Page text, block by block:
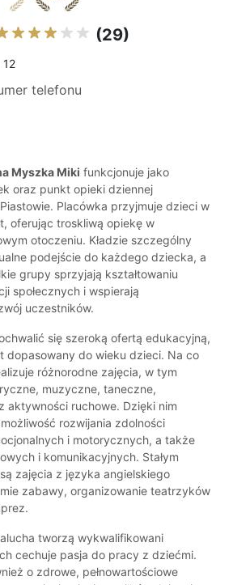
(29)
12
telefonu
Myszka Miki funkcjonuje jako
oraz punkt opieki dziennej
Placówka przyjmuje dzieci w
oferując troskliwą opiekę w
otoczeniu. Kładzie szczególny
podejście do każdego dziecka, a
grupy sprzyjają kształtowaniu
społecznych i wspierają
uczestników.
się szeroką ofertą edukacyjną,
dopasowany do wieku dzieci. Na co
różnorodne zajęcia, w tym
muzyczne, taneczne,
aktywności ruchowe. Dzięki nim
rozwijania zdolności
i motorycznych, a także
i komunikacyjnych. Stałym
zajęcia z języka angielskiego
zabawy, organizowanie teatrzyków
tworzą wykwalifikowani
cechuje pasja do pracy z dziećmi.
o zdrowe, pełnowartościowe